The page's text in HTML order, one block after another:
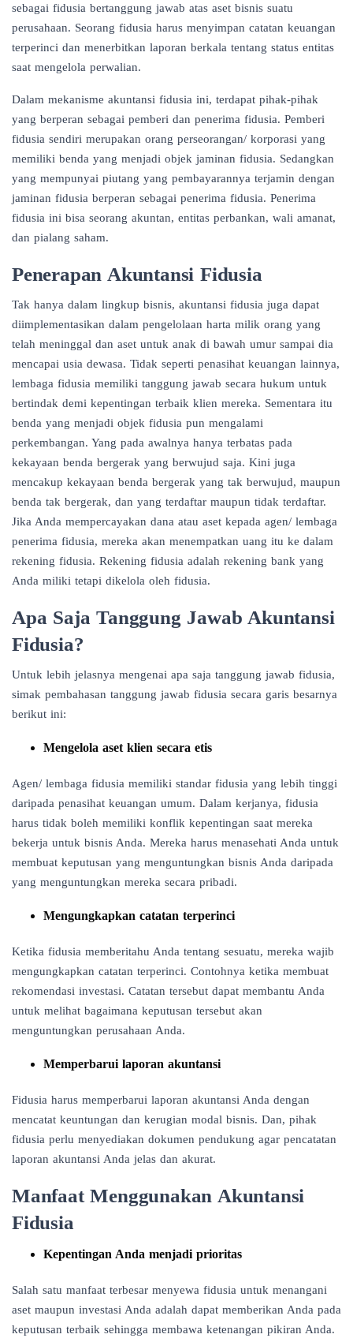
sebagai fidusia bertanggung jawab atas aset bisnis suatu
perusahaan. Seorang fidusia harus menyimpan catatan keuangan
terperinci dan menerbitkan laporan berkala tentang status entitas
saat mengelola perwalian.
Dalam mekanisme akuntansi fidusia ini, terdapat pihak-pihak
yang berperan sebagai pemberi dan penerima fidusia. Pemberi
fidusia sendiri merupakan orang perseorangan/ korporasi yang
memiliki benda yang menjadi objek jaminan fidusia. Sedangkan
yang mempunyai piutang yang pembayarannya terjamin dengan
jaminan fidusia berperan sebagai penerima fidusia. Penerima
fidusia ini bisa seorang akuntan, entitas perbankan, wali amanat,
dan pialang saham.
Penerapan Akuntansi Fidusia
Tak hanya dalam lingkup bisnis, akuntansi fidusia juga dapat
diimplementasikan dalam pengelolaan harta milik orang yang
telah meninggal dan aset untuk anak di bawah umur sampai dia
mencapai usia dewasa. Tidak seperti penasihat keuangan lainnya,
lembaga fidusia memiliki tanggung jawab secara hukum untuk
bertindak demi kepentingan terbaik klien mereka. Sementara itu
benda yang menjadi objek fidusia pun mengalami
perkembangan. Yang pada awalnya hanya terbatas pada
kekayaan benda bergerak yang berwujud saja. Kini juga
mencakup kekayaan benda bergerak yang tak berwujud, maupun
benda tak bergerak, dan yang terdaftar maupun tidak terdaftar.
Jika Anda mempercayakan dana atau aset kepada agen/ lembaga
penerima fidusia, mereka akan menempatkan uang itu ke dalam
rekening fidusia. Rekening fidusia adalah rekening bank yang
Anda miliki tetapi dikelola oleh fidusia.
Apa Saja Tanggung Jawab Akuntansi
Fidusia?
Untuk lebih jelasnya mengenai apa saja tanggung jawab fidusia,
simak pembahasan tanggung jawab fidusia secara garis besarnya
berikut ini:
Mengelola aset klien secara etis
Agen/ lembaga fidusia memiliki standar fidusia yang lebih tinggi
daripada penasihat keuangan umum. Dalam kerjanya, fidusia
harus tidak boleh memiliki konflik kepentingan saat mereka
bekerja untuk bisnis Anda. Mereka harus menasehati Anda untuk
membuat keputusan yang menguntungkan bisnis Anda daripada
yang menguntungkan mereka secara pribadi.
Mengungkapkan catatan terperinci
Ketika fidusia memberitahu Anda tentang sesuatu, mereka wajib
mengungkapkan catatan terperinci. Contohnya ketika membuat
rekomendasi investasi. Catatan tersebut dapat membantu Anda
untuk melihat bagaimana keputusan tersebut akan
menguntungkan perusahaan Anda.
Memperbarui laporan akuntansi
Fidusia harus memperbarui laporan akuntansi Anda dengan
mencatat keuntungan dan kerugian modal bisnis. Dan, pihak
fidusia perlu menyediakan dokumen pendukung agar pencatatan
laporan akuntansi Anda jelas dan akurat.
Manfaat Menggunakan Akuntansi
Fidusia
Kepentingan Anda menjadi prioritas
Salah satu manfaat terbesar menyewa fidusia untuk menangani
aset maupun investasi Anda adalah dapat memberikan Anda pada
keputusan terbaik sehingga membawa ketenangan pikiran Anda.